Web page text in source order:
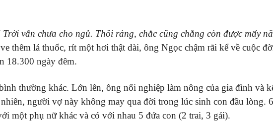
vẫn chưa cho ngủ. Thôi ráng, chắc cũng chẳng còn được mấy
thêm lá thuốc, rít một hơi thật dài, ông Ngọc chậm rãi kể về cuộc
18.300 ngày đêm.
thường khác. Lớn lên, ông nối nghiệp làm nông của gia đình và
người vợ này không may qua đời trong lúc sinh con đầu lòng. 6
một phụ nữ khác và có với nhau 5 đứa con (2 trai, 3 gái).